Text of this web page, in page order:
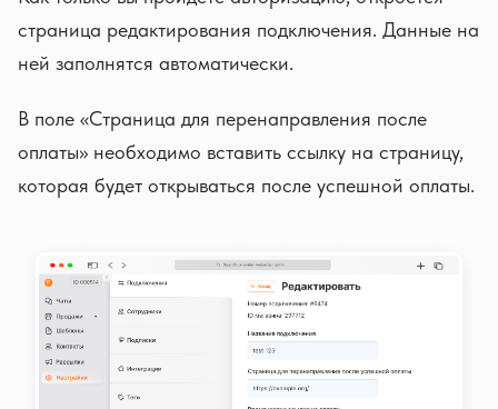
страница редактирования подключения. Данные на
ней заполнятся автоматически.
В поле «Страница для перенаправления после
оплаты» необходимо вставить ссылку на страницу,
которая будет открываться после успешной оплаты.